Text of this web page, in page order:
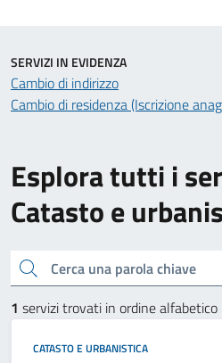
Esplora tutti i
Catasto e
Cerca una parola chiave
1 servizi trovati in ordine alfabetico
CATASTO E URBANISTICA
SERVIZI IN EVIDENZA
Cambio di indirizzo
Cambio di residenza (Iscrizione